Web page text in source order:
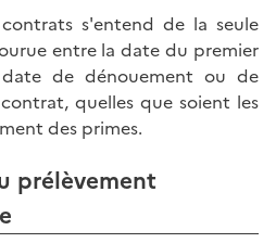
s'entend de la seule
entre la date du premier
de dénouement ou de
quelles que soient les
des primes.
prélèvement